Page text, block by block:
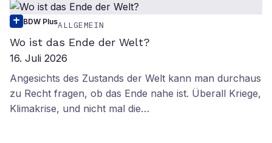
BDW PlusALLGEMEIN
Wo ist das Ende der Welt?
16. Juli 2026
Angesichts des Zustands der Welt kann man durchaus
zu Recht fragen, ob das Ende nahe ist. Überall Kriege,
Klimakrise, und nicht mal die…